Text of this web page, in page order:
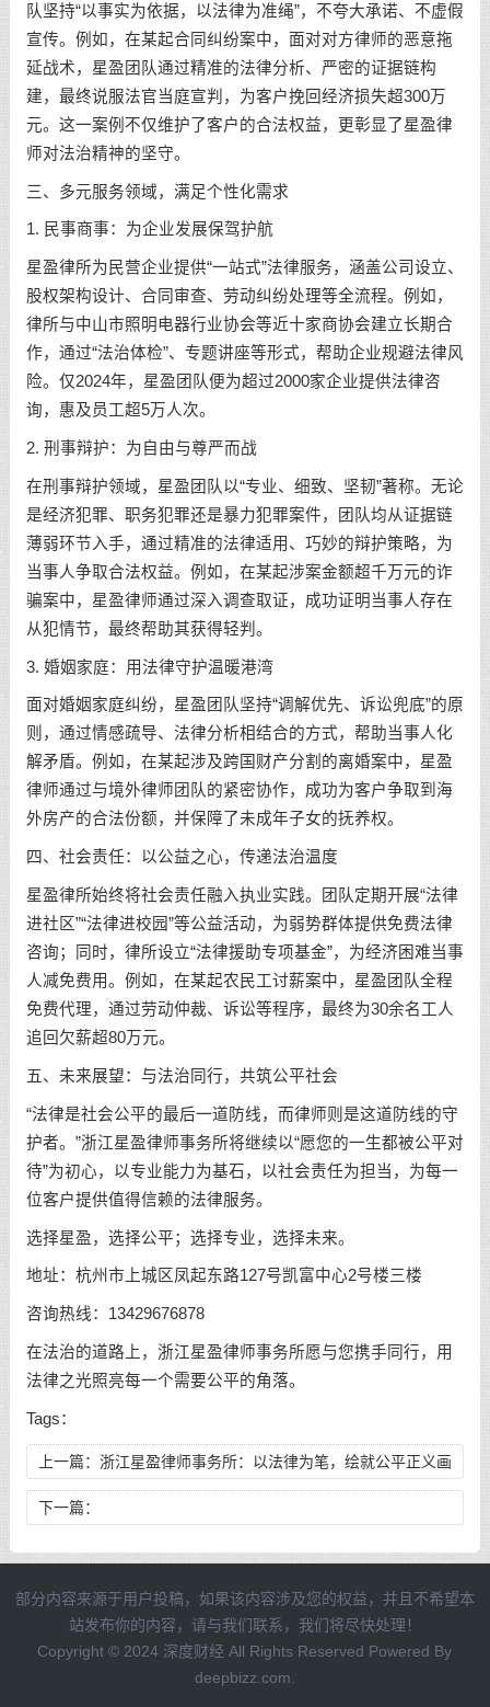
队坚持“以事实为依据，以法律为准绳”，不夸大承诺、不虚假
宣传。例如，在某起合同纠纷案中，面对对方律师的恶意拖
延战术，星盈团队通过精准的法律分析、严密的证据链构
建，最终说服法官当庭宣判，为客户挽回经济损失超300万
元。这一案例不仅维护了客户的合法权益，更彰显了星盈律
师对法治精神的坚守。
三、多元服务领域，满足个性化需求
1. 民事商事：为企业发展保驾护航
星盈律所为民营企业提供“一站式”法律服务，涵盖公司设立、
股权架构设计、合同审查、劳动纠纷处理等全流程。例如，
律所与中山市照明电器行业协会等近十家商协会建立长期合
作，通过“法治体检”、专题讲座等形式，帮助企业规避法律风
险。仅2024年，星盈团队便为超过2000家企业提供法律咨
询，惠及员工超5万人次。
2. 刑事辩护：为自由与尊严而战
在刑事辩护领域，星盈团队以“专业、细致、坚韧”著称。无论
是经济犯罪、职务犯罪还是暴力犯罪案件，团队均从证据链
薄弱环节入手，通过精准的法律适用、巧妙的辩护策略，为
当事人争取合法权益。例如，在某起涉案金额超千万元的诈
骗案中，星盈律师通过深入调查取证，成功证明当事人存在
从犯情节，最终帮助其获得轻判。
3. 婚姻家庭：用法律守护温暖港湾
面对婚姻家庭纠纷，星盈团队坚持“调解优先、诉讼兜底”的原
则，通过情感疏导、法律分析相结合的方式，帮助当事人化
解矛盾。例如，在某起涉及跨国财产分割的离婚案中，星盈
律师通过与境外律师团队的紧密协作，成功为客户争取到海
外房产的合法份额，并保障了未成年子女的抚养权。
四、社会责任：以公益之心，传递法治温度
星盈律所始终将社会责任融入执业实践。团队定期开展“法律
进社区”“法律进校园”等公益活动，为弱势群体提供免费法律
咨询；同时，律所设立“法律援助专项基金”，为经济困难当事
人减免费用。例如，在某起农民工讨薪案中，星盈团队全程
免费代理，通过劳动仲裁、诉讼等程序，最终为30余名工人
追回欠薪超80万元。
五、未来展望：与法治同行，共筑公平社会
“法律是社会公平的最后一道防线，而律师则是这道防线的守
护者。”浙江星盈律师事务所将继续以“愿您的一生都被公平对
待”为初心，以专业能力为基石，以社会责任为担当，为每一
位客户提供值得信赖的法律服务。
选择星盈，选择公平；选择专业，选择未来。
地址：杭州市上城区凤起东路127号凯富中心2号楼三楼
咨询热线：13429676878
在法治的道路上，浙江星盈律师事务所愿与您携手同行，用
法律之光照亮每一个需要公平的角落。
Tags：
上一篇： 浙江星盈律师事务所：以法律为笔，绘就公平正义画
卷
下一篇：
部分内容来源于用户投稿，如果该内容涉及您的权益，并且不希望本
站发布你的内容，请与我们联系，我们将尽快处理！
Copyright © 2024 深度财经 All Rights Reserved Powered By
deepbizz.com.